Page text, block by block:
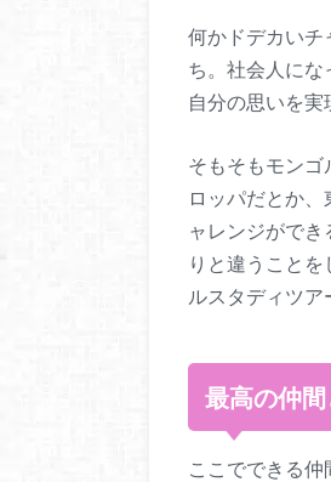
何かドデカいチ
ち。社会人に
自分の思いを
そもそもモン
ロッパだとか
ャレ
りと違うこと
ルスタディツア
最高の仲
ここでできる